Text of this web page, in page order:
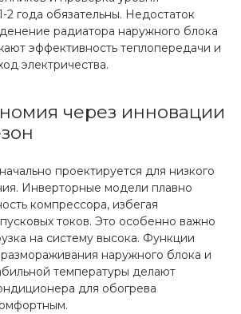
2 года обязательны. Недостаток
радиатора наружного блока
эффективность теплопередачи и
электричества.
через инновации
проектируется для низкого
Инверторные модели плавно
компрессора, избегая
токов. Это особенно важно
на систему высока. Функции
размораживания наружного блока и
температуры делают
для обогрева